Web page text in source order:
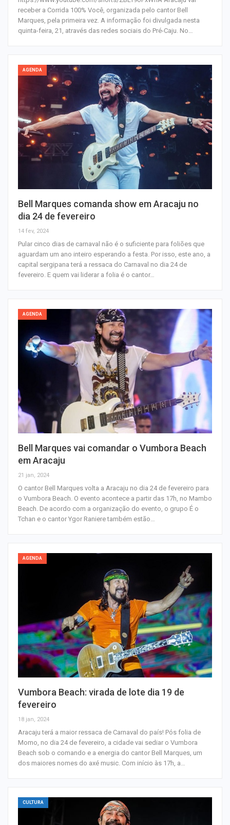
receber a Corrida 100% Você, organizada pelo cantor Bell
Marques, pela primeira vez. A informação foi divulgada nesta
quinta-feira, 21, através das redes sociais do Pré-Caju. No…
AGENDA
Bell Marques comanda show em Aracaju no
dia 24 de fevereiro
14 fev, 2024
Pular cinco dias de carnaval não é o suficiente para foliões que
aguardam um ano inteiro esperando a festa. Por isso, este ano, a
capital sergipana terá a ressaca do Carnaval no dia 24 de
fevereiro. E quem vai liderar a folia é o cantor…
AGENDA
Bell Marques vai comandar o Vumbora Beach
em Aracaju
21 jan, 2024
O cantor Bell Marques volta a Aracaju no dia 24 de fevereiro para
o Vumbora Beach. O evento acontece a partir das 17h, no Mambo
Beach. De acordo com a organização do evento, o grupo É o
Tchan e o cantor Ygor Raniere também estão…
AGENDA
Vumbora Beach: virada de lote dia 19 de
fevereiro
18 jan, 2024
Aracaju terá a maior ressaca de Carnaval do país! Pós folia de
Momo, no dia 24 de fevereiro, a cidade vai sediar o Vumbora
Beach sob o comando e a energia do cantor Bell Marques, um
dos maiores nomes do axé music. Com início às 17h, a…
CULTURA